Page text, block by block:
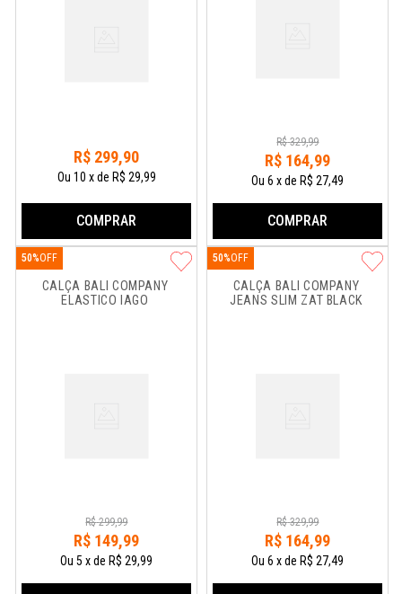
R$ 299,90
Ou 10 xde R$ 29,99
COMPRAR
R$ 329,99
R$ 164,99
Ou6 xde R$ 27,49
COMPRAR
CALÇA BALI COMPANY
ELASTICO IAGO
50%
R$ 299,99
R$ 149,99
Ou5 xde R$ 29,99
CALÇA BALI COMPANY
JEANS SLIM ZAT BLACK
50%
R$ 329,99
R$ 164,99
Ou6 xde R$ 27,49